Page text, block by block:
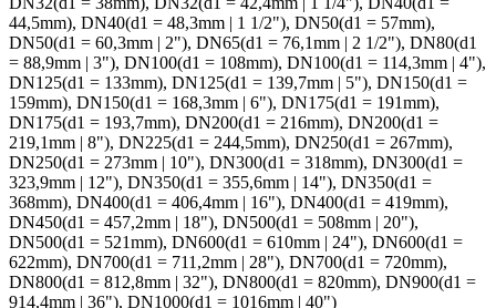
44,5mm), DN40(d1 = 48,3mm | 1 1/2"), DN50(d1 = 57mm),
DN50(d1 = 60,3mm | 2"), DN65(d1 = 76,1mm | 2 1/2"), DN80(d1
= 88,9mm | 3"), DN100(d1 = 108mm), DN100(d1 = 114,3mm | 4"),
DN125(d1 = 133mm), DN125(d1 = 139,7mm | 5"), DN150(d1 =
159mm), DN150(d1 = 168,3mm | 6"), DN175(d1 = 191mm),
DN175(d1 = 193,7mm), DN200(d1 = 216mm), DN200(d1 =
219,1mm | 8"), DN225(d1 = 244,5mm), DN250(d1 = 267mm),
DN250(d1 = 273mm | 10"), DN300(d1 = 318mm), DN300(d1 =
323,9mm | 12"), DN350(d1 = 355,6mm | 14"), DN350(d1 =
368mm), DN400(d1 = 406,4mm | 16"), DN400(d1 = 419mm),
DN450(d1 = 457,2mm | 18"), DN500(d1 = 508mm | 20"),
DN500(d1 = 521mm), DN600(d1 = 610mm | 24"), DN600(d1 =
622mm), DN700(d1 = 711,2mm | 28"), DN700(d1 = 720mm),
DN800(d1 = 812,8mm | 32"), DN800(d1 = 820mm), DN900(d1 =
914,4mm | 36"), DN1000(d1 = 1016mm | 40")